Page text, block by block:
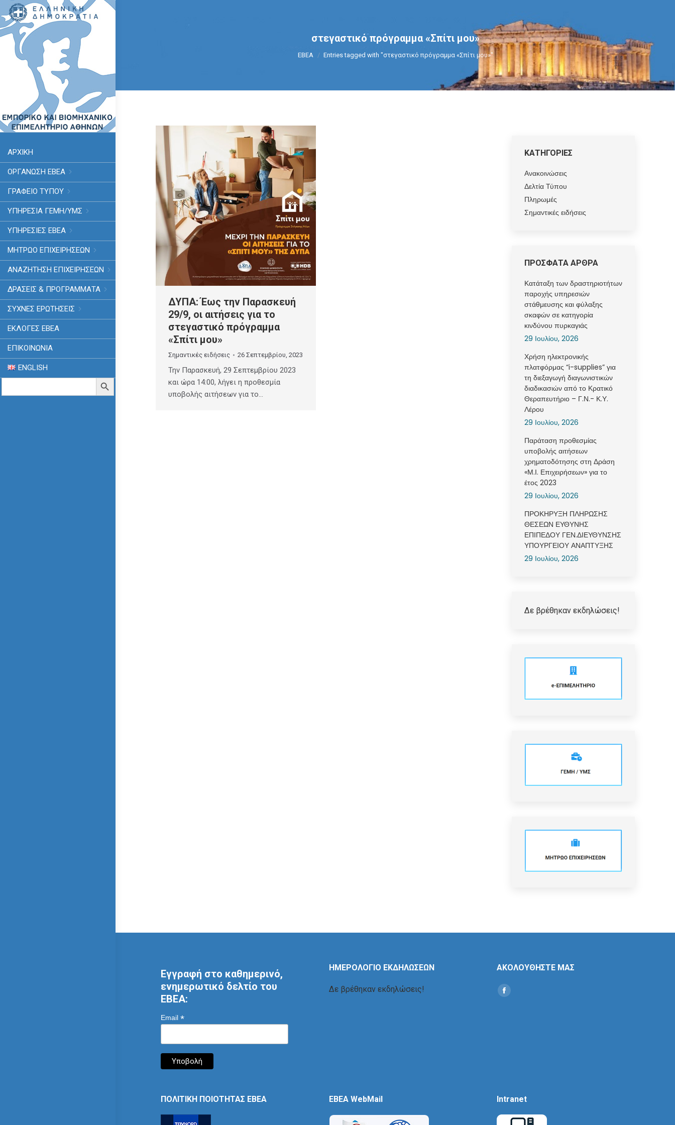
ΑΡΧΙΚΗ
ΟΡΓΑΝΩΣΗ ΕΒΕΑ
ΓΡΑΦΕΙΟ ΤΥΠΟΥ
ΥΠΗΡΕΣΊΑ ΓΕΜΗ/ΥΜΣ
ΥΠΗΡΕΣΙΕΣ ΕΒΕΑ
ΜΗΤΡΩΟ ΕΠΙΧΕΙΡΗΣΕΩΝ
ΑΝΑΖΗΤΗΣΗ ΕΠΙΧΕΙΡΗΣΕΩΝ
ΔΡΑΣΕΙΣ & ΠΡΟΓΡΑΜΜΑΤΑ
ΣΥΧΝΕΣ ΕΡΩΤΗΣΕΙΣ
ΕΚΛΟΓΈΣ ΕΒΕΑ
ΕΠΙΚΟΙΝΩΝΙΑ
ENGLISH
Search
Search Button
στεγαστικό πρόγραμμα «Σπίτι μου»
You are here:
ΕΒΕΑ Entries tagged with "στεγαστικό πρόγραμμα «Σπίτι μου»"
ΔΥΠΑ: Έως την Παρασκευή
29/9, οι αιτήσεις για το
στεγαστικό πρόγραμμα
«Σπίτι μου»
Σημαντικές ειδήσεις 26 Σεπτεμβρίου, 2023
Την Παρασκευή, 29 Σεπτεμβρίου 2023
και ώρα 14:00, λήγει η προθεσμία
υποβολής αιτήσεων για το…
ΚΑΤΗΓΟΡΙΕΣ
Ανακοινώσεις
Δελτία Τύπου
Πληρωμές
Σημαντικές ειδήσεις
ΠΡΟΣΦΑΤΑ ΑΡΘΡΑ
Κατάταξη των δραστηριοτήτων
παροχής υπηρεσιών
στάθμευσης και φύλαξης
σκαφών σε κατηγορία
κινδύνου πυρκαγιάς
29 Ιουλίου, 2026
Χρήση ηλεκτρονικής
πλατφόρμας “i-supplies” για
τη διεξαγωγή διαγωνιστικών
διαδικασιών από το Κρατικό
Θεραπευτήριο – Γ.Ν.- Κ.Υ.
Λέρου
29 Ιουλίου, 2026
Παράταση προθεσμίας
υποβολής αιτήσεων
χρηματοδότησης στη Δράση
«Μ.Ι. Επιχειρήσεων» για το
έτος 2023
29 Ιουλίου, 2026
ΠΡΟΚΗΡΥΞΗ ΠΛΗΡΩΣΗΣ
ΘΕΣΕΩΝ ΕΥΘΥΝΗΣ
ΕΠΙΠΕΔΟΥ ΓΕΝ.ΔΙΕΥΘΥΝΣΗΣ
ΥΠΟΥΡΓΕΙΟΥ ΑΝΑΠΤΥΞΗΣ
29 Ιουλίου, 2026
Δε βρέθηκαν εκδηλώσεις!
Εγγραφή στο καθημερινό,
ενημερωτικό δελτίο του
ΕΒΕΑ:
Email *
ΗΜΕΡΟΛΟΓΙΟ ΕΚΔΗΛΩΣΕΩΝ
Δε βρέθηκαν εκδηλώσεις!
ΑΚΟΛΟΥΘΗΣΤΕ ΜΑΣ
Find us on:
Social
ΠΟΛΙΤΙΚΗ ΠΟΙΟΤΗΤΑΣ ΕΒΕΑ EBEA WebMail Intranet